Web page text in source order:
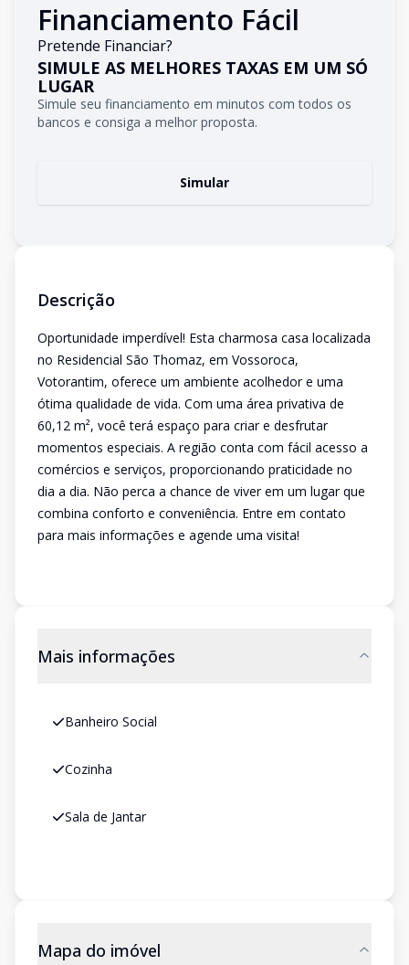
Financiamento Fácil
Pretende Financiar?
SIMULE AS MELHORES TAXAS EM UM SÓ
LUGAR
Simule seu financiamento em minutos com todos os
bancos e consiga a melhor proposta.
Simular
Descrição
Oportunidade imperdível! Esta charmosa casa localizada
no Residencial São Thomaz, em Vossoroca,
Votorantim, oferece um ambiente acolhedor e uma
ótima qualidade de vida. Com uma área privativa de
60,12 m², você terá espaço para criar e desfrutar
momentos especiais. A região conta com fácil acesso a
comércios e serviços, proporcionando praticidade no
dia a dia. Não perca a chance de viver em um lugar que
combina conforto e conveniência. Entre em contato
para mais informações e agende uma visita!
Mais informações
Banheiro Social
Cozinha
Sala de Jantar
Mapa do imóvel